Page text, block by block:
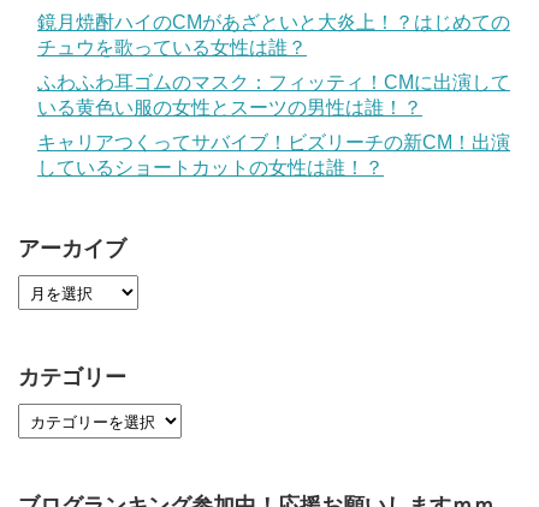
鏡月焼酎ハイのCMがあざといと大炎上！？はじめての
チュウを歌っている女性は誰？
ふわふわ耳ゴムのマスク：フィッティ！CMに出演して
いる黄色い服の女性とスーツの男性は誰！？
キャリアつくってサバイブ！ビズリーチの新CM！出演
しているショートカットの女性は誰！？
アーカイブ
カテゴリー